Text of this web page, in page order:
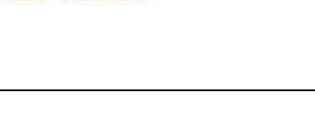
している黒猫のおすすめです。